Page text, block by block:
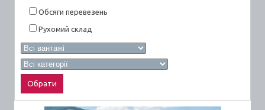
Обсяги перевезень
Рухомий склад